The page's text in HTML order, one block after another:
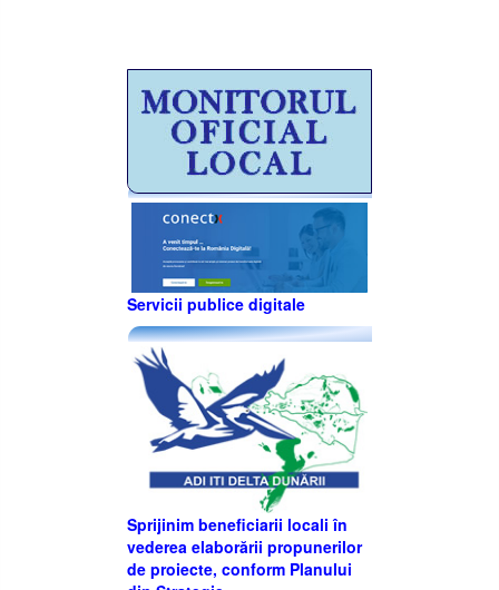
Servicii publice digitale
Sprijinim beneficiarii locali în
vederea elaborării propunerilor
de proiecte, conform Planului